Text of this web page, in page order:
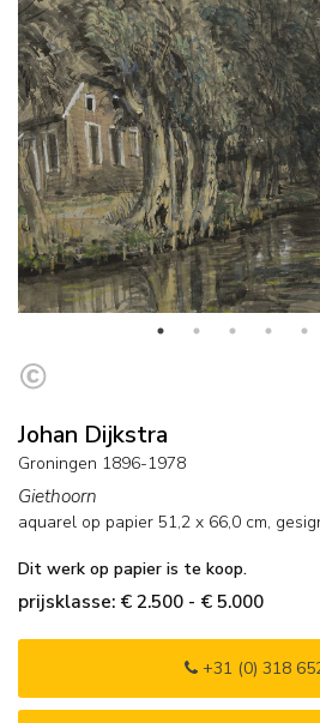
Johan Dijkstra
Groningen 1896-1978
Giethoorn
aquarel op papier 51,2 x 66,0 cm,
Dit werk op papier is te koop.
prijsklasse: € 2.500 - € 5.000
+31 (0) 318